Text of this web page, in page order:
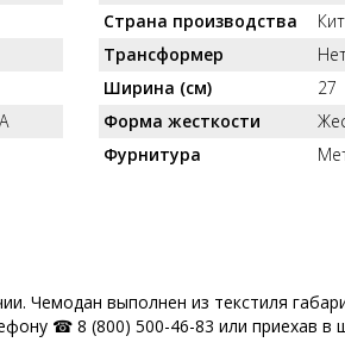
Страна производства
Трансформер
Ширина (см)
27
Форма жесткости
Фурнитура
Чемодан выполнен из текстиля
☎ 8 (800) 500-46-83 или приехав в